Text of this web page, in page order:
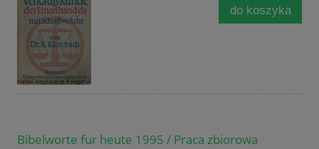
do koszyka
Bibelworte fur heute 1995 / Praca zbiorowa